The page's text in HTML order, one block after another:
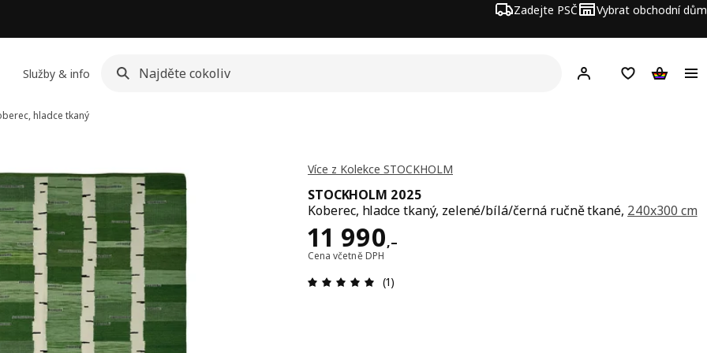
Zadejte PSČ Vybrat obchodní dům
Služby & info Hej! Přihlášení
NákupníNákupní
hladce tkaný
Více z Kolekce STOCKHOLM
STOCKHOLM 2025
Koberec, hladce tkaný, zelené/bílá/černá ručně tkané, 240x300 cm
11 990,–
Cena 11990,–
Cena včetně DPH
(1)